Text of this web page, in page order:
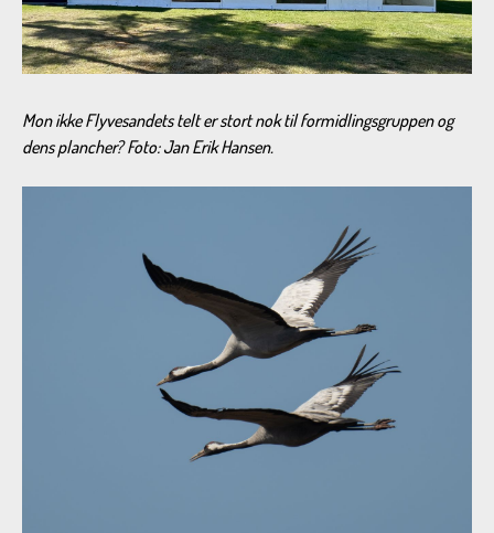
Mon ikke Flyvesandets telt er stort nok til formidlingsgruppen og
dens plancher? Foto: Jan Erik Hansen.